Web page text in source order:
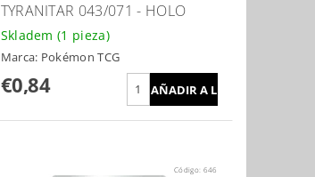
TYRANITAR 043/071 - HOLO
Skladem(1 pieza)
Marca: Pokémon TCG
€0,84
Código: 646